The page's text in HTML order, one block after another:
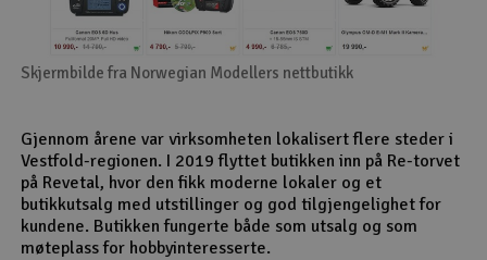
Skjermbilde fra Norwegian Modellers nettbutikk
Gjennom årene var virksomheten lokalisert flere steder i
Vestfold-regionen. I 2019 flyttet butikken inn på Re-torvet
på Revetal, hvor den fikk moderne lokaler og et
butikkutsalg med utstillinger og god tilgjengelighet for
kundene. Butikken fungerte både som utsalg og som
møteplass for hobbyinteresserte.